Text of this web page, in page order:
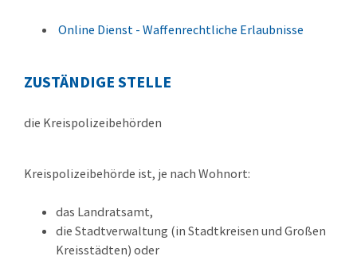
Online Dienst - Waffenrechtliche Erlaubnisse
ZUSTÄNDIGE STELLE
die Kreispolizeibehörden
Kreispolizeibehörde ist, je nach Wohnort:
das Landratsamt,
die Stadtverwaltung (in Stadtkreisen und Großen
Kreisstädten) oder